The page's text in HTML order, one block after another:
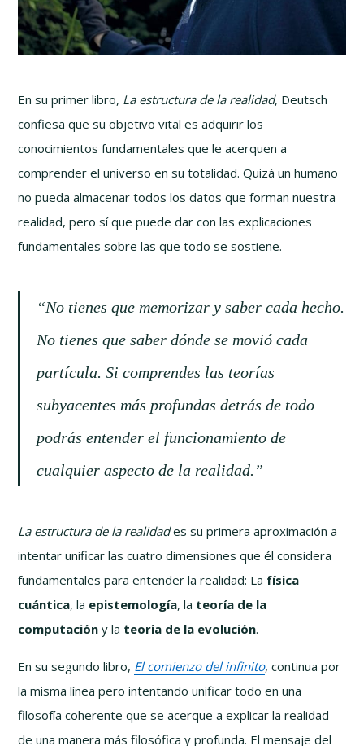
En su primer libro, La estructura de la realidad, Deutsch
confiesa que su objetivo vital es adquirir los
conocimientos fundamentales que le acerquen a
comprender el universo en su totalidad. Quizá un humano
no pueda almacenar todos los datos que forman nuestra
realidad, pero sí que puede dar con las explicaciones
fundamentales sobre las que todo se sostiene.
“No tienes que memorizar y saber cada hecho.
No tienes que saber dónde se movió cada
partícula. Si comprendes las teorías
subyacentes más profundas detrás de todo
podrás entender el funcionamiento de
cualquier aspecto de la realidad.”
La estructura de la realidades su primera aproximación a
intentar unificar las cuatro dimensiones que él considera
fundamentales para entender la realidad: La física
cuántica, la epistemología, la teoría de la
computación y la teoría de la evolución.
En su segundo libro, El comienzo del infinito, continua por
la misma línea pero intentando unificar todo en una
filosofía coherente que se acerque a explicar la realidad
de una manera más filosófica y profunda. El mensaje del